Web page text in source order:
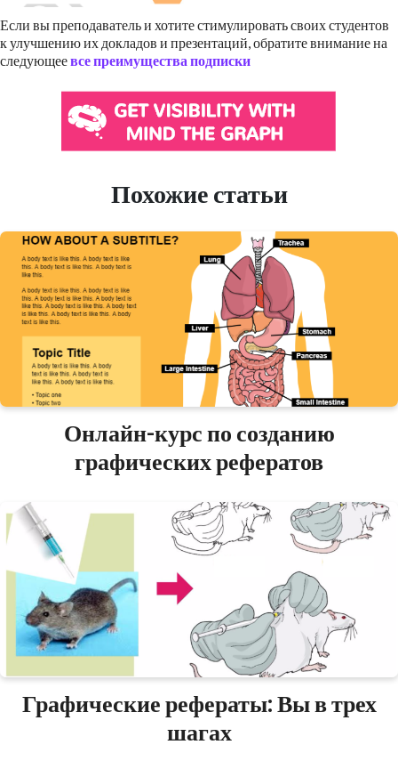
Если вы преподаватель и хотите стимулировать своих студентов
к улучшению их докладов и презентаций, обратите внимание на
следующеевсе преимущества подписки
Похожие статьи
Онлайн-курс по созданию
графических рефератов
Графические рефераты: Вы в трех
шагах